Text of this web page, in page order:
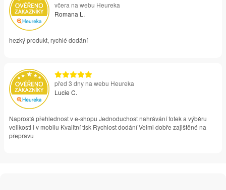
včera na webu Heureka
Romana L.
hezký produkt, rychlé dodání
před 3 dny na webu Heureka
Lucie C.
Naprostá přehlednost v e-shopu Jednoduchost nahrávání fotek a výběru
velikosti i v mobilu Kvalitní tisk Rychlost dodání Velmi dobře zajištěné na
přepravu